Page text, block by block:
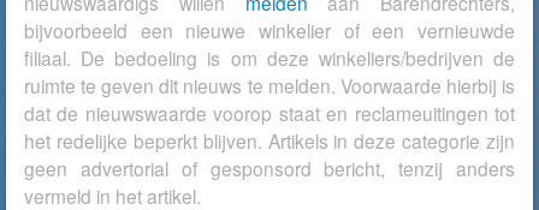
bijvoorbeeld een nieuwe winkelier of een vernieuwde
filiaal. De bedoeling is om deze winkeliers/bedrijven de
ruimte te geven dit nieuws te melden. Voorwaarde hierbij is
dat de nieuwswaarde voorop staat en reclameuitingen tot
het redelijke beperkt blijven. Artikels in deze categorie zijn
geen advertorial of gesponsord bericht, tenzij anders
vermeld in het artikel.